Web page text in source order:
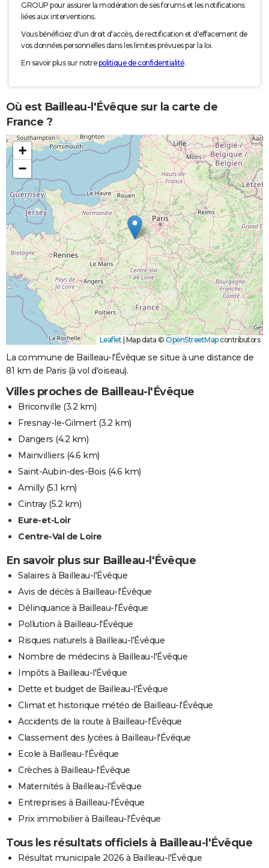
GROUP pour assurer la modération de ses forums et les notifications
liées aux interventions.
Vous bénéficiez d'un droit d'accès, de rectification et d'effacement de
vos données personnelles dans les limites prévues par la loi.
En savoir plus sur notrepolitique de confidentialité.
Où est Bailleau-l'Évêque sur la carte de
France ?
+
−
Leaflet| Map data © OpenStreetMapcontributors
La commune de Bailleau-l'Évêque se situe à une distance de
81 km de Paris (à vol d'oiseau).
Villes proches de Bailleau-l'Évêque
Briconville (3.2 km)
Fresnay-le-Gilmert(3.2 km)
Dangers (4.2 km)
Mainvilliers (4.6 km)
Saint-Aubin-des-Bois (4.6 km)
Amilly(5.1 km)
Cintray(5.2 km)
Eure-et-Loir
Centre-Val de Loire
En savoir plus sur Bailleau-l'Évêque
Salaires à Bailleau-l'Évêque
Avis de décès à Bailleau-l'Évêque
Délinquance à Bailleau-l'Évêque
Pollution à Bailleau-l'Évêque
Risques naturels à Bailleau-l'Évêque
Nombre de médecins à Bailleau-l'Évêque
Impôts à Bailleau-l'Évêque
Dette et budget de Bailleau-l'Évêque
Climat et historique météo de Bailleau-l'Évêque
Accidents de la route à Bailleau-l'Évêque
Classement des lycées à Bailleau-l'Évêque
Ecole à Bailleau-l'Évêque
Crèches à Bailleau-l'Évêque
Maternités à Bailleau-l'Évêque
Entreprises à Bailleau-l'Évêque
Prix immobilier à Bailleau-l'Évêque
Tous les résultats officiels à Bailleau-l'Évêque
Résultat municipale 2026 à Bailleau-l'Évêque